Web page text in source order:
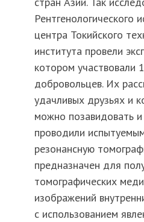
Рентгенологического
центра Токийского
института провели
котором участвовали
добровольцев. Их
удачливых друзьях и
можно позавидовать
проводили
резонансную
предназначен для
томографических
изображений
с использованием